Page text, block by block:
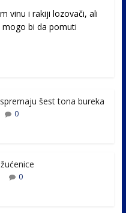
vinu i rakiji lozovači, ali
mogo bi da pomuti
šest tona bureka
0
0